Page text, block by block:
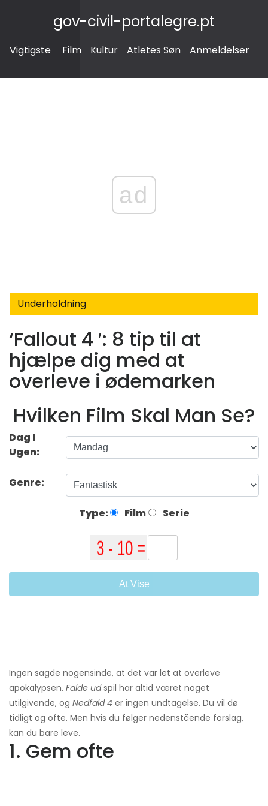
gov-civil-portalegre.pt
Vigtigste Film Kultur Atletes Søn Anmeldelser
ad
Underholdning
‘Fallout 4 ′: 8 tip til at
hjælpe dig med at
overleve i ødemarken
Hvilken Film Skal Man Se?
Dag I
Ugen:
Genre:
Type: Film Serie
At Vise
Ingen sagde nogensinde, at det var let at overleve
apokalypsen. Falde udspil har altid været noget
utilgivende, og Nedfald 4 er ingen undtagelse. Du vil dø
tidligt og ofte. Men hvis du følger nedenstående forslag,
kan du bare leve.
1. Gem ofte